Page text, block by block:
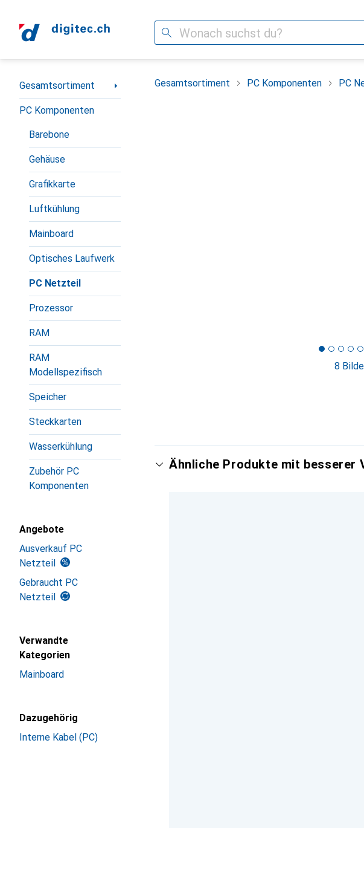
Suche
Navigation nach Kategorien
Gesamtsortiment
PC Komponenten
Barebone
Gehäuse
Grafikkarte
Luftkühlung
Mainboard
Optisches Laufwerk
PC Netzteil
Prozessor
RAM
RAM
Modellspezifisch
Speicher
Steckkarten
Wasserkühlung
Zubehör PC
Komponenten
Angebote
Ausverkauf PC
Netzteil
Gebraucht PC
Netzteil
Verwandte
Kategorien
Mainboard
Dazugehörig
Interne Kabel (PC)
Gesamtsortiment PC Komponenten PC
8
Ähnliche Produkte mit besserer